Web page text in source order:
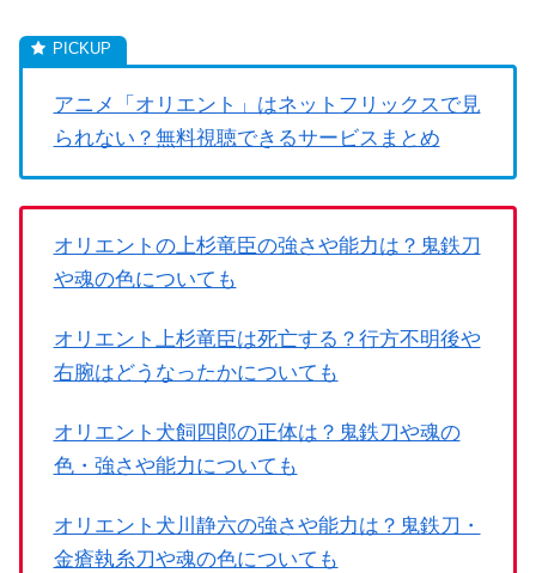
アニメ「オリエント」はネットフリックスで見
られない？無料視聴できるサービスまとめ
オリエントの上杉竜臣の強さや能力は？鬼鉄刀
や魂の色についても
オリエント上杉竜臣は死亡する？行方不明後や
右腕はどうなったかについても
オリエント犬飼四郎の正体は？鬼鉄刀や魂の
色・強さや能力についても
オリエント犬川静六の強さや能力は？鬼鉄刀・
金瘡執糸刀や魂の色についても